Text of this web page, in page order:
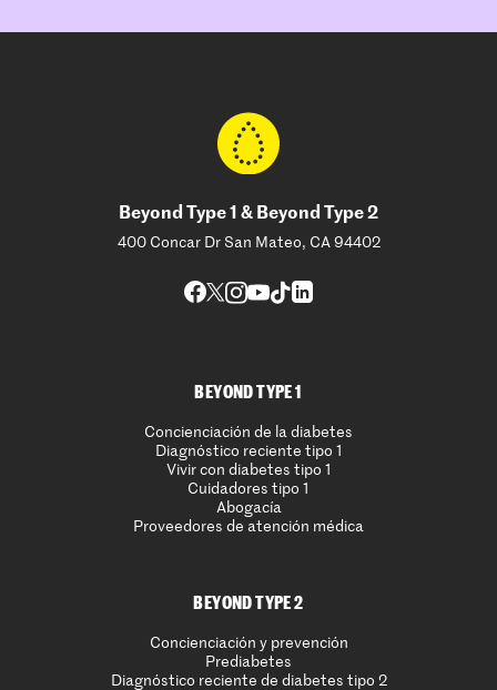
Beyond Type 1 & Beyond Type 2
400 Concar Dr San Mateo, CA 94402
BEYOND TYPE 1
Concienciación de la diabetes
Diagnóstico reciente tipo 1
Vivir con diabetes tipo 1
Cuidadores tipo 1
Abogacía
Proveedores de atención médica
BEYOND TYPE 2
Concienciación y prevención
Prediabetes
Diagnóstico reciente de diabetes tipo 2